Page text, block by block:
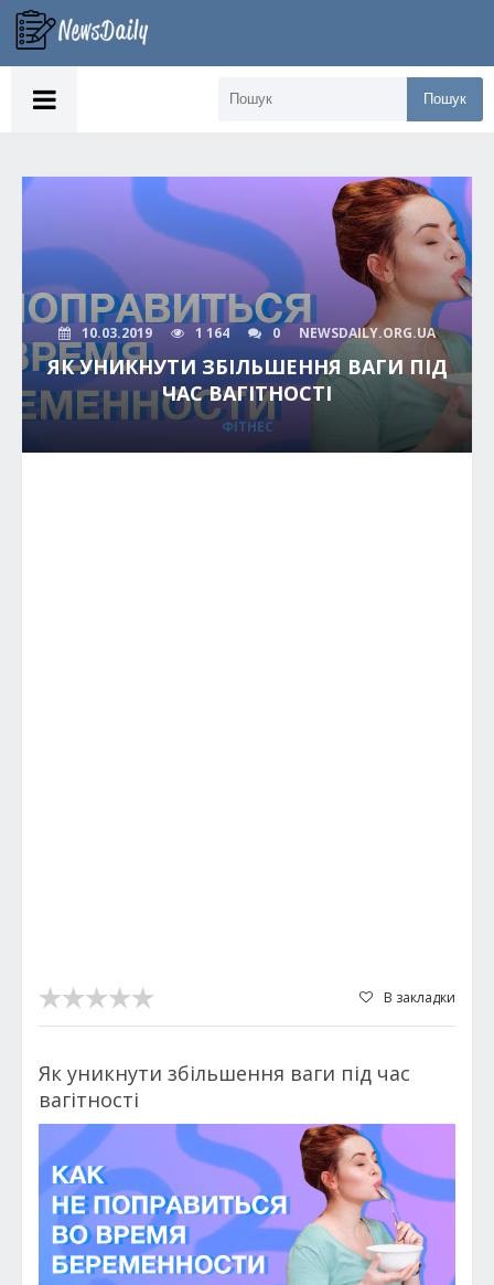
Пошук
10.03.2019 1 164 0 NEWSDAILY.ORG.UA
ЯК УНИКНУТИ ЗБІЛЬШЕННЯ ВАГИ ПІД
ЧАС ВАГІТНОСТІ
ФІТНЕС
В закладки
Як уникнути збільшення ваги під час
вагітності